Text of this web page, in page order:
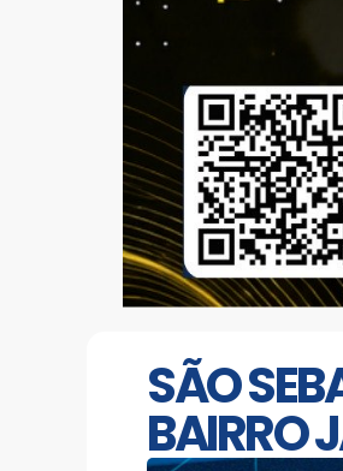
SÃO
BAIRRO